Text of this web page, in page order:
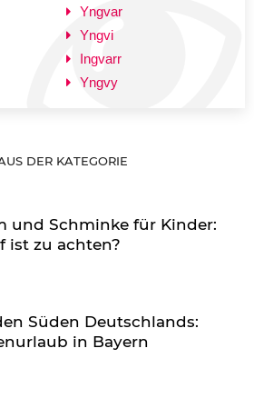
Yngvar
Yngvi
Ingvarr
Yngvy
DER KATEGORIE
und Schminke für Kinder:
ist zu achten?
Süden Deutschlands:
in Bayern